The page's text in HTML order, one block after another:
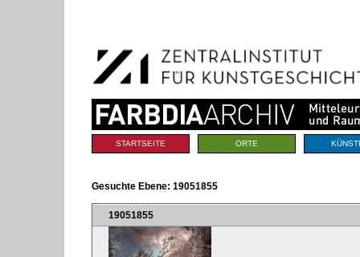
Navigation
Sektionen
STARTSEITE ORTE
Gesuchte Ebene: 19051855
19051855